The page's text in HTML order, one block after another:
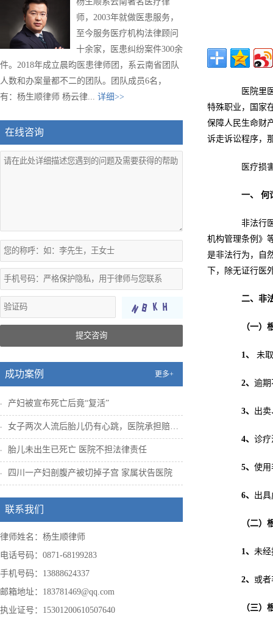
师，2003年就做医患服务，
至今服务医疗机构法律顾问
十余家，医患纠纷案件300余
件。2018年成立晨昀医患律师团，系云南省团队
人数和办案量都不二的团队。团队成员6名，
有：杨生顺律师 杨云律... 详细>>
在线咨询
提交咨询
成功案例 更多+
产妇被宣布死亡后竟“复活”
女子两次人流后胎儿仍有心跳，医院承担赔偿...
胎儿未出生已死亡 医院不担法律责任
四川一产妇剖腹产被切掉子宫 家属状告医院
联系我们
律师姓名：杨生顺律师
电话号码：0871-68199283
手机号码：13888624337
邮箱地址：183781469@qq.com
执业证号：15301200610507640
医院里医
特殊职业，国家
保障人民生命财
诉走诉讼程序，
医疗损害
一、 何
非法行医
机构管理条例》
是非法行为，自
下，除无证行医
二、非
（一）
1、 未
2、 逾期
3、 出
4、 诊疗
5、 使用
6、 出
（二）
1、 未经
2、 或
（三）